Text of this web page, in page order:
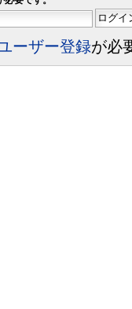
ーザー登録が必